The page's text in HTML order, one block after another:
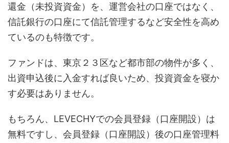
還金（未投資資金）を、運営会社の口座ではなく、
信託銀行の口座にて信託管理するなど安全性を高め
ているのも特徴です。
ファンドは、東京２３区など都市部の物件が多く、
出資申込後に入金すれば良いため、投資資金を寝か
す必要はありません。
もちろん、LEVECHYでの会員登録（口座開設）は
無料ですし、会員登録（口座開設）後の口座管理料